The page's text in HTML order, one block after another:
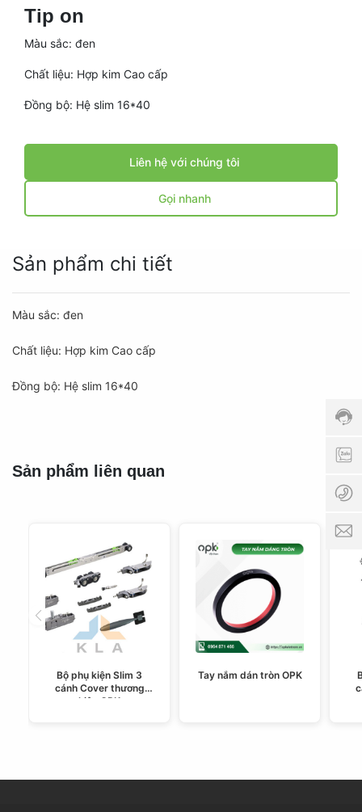
Tip on
Màu sắc: đen
Chất liệu: Hợp kim Cao cấp
Đồng bộ: Hệ slim 16*40
Liên hệ với chúng tôi
Gọi nhanh
Sản phẩm chi tiết
Màu sắc: đen
Chất liệu: Hợp kim Cao cấp
Đồng bộ: Hệ slim 16*40
Sản phẩm liên quan
Bộ phụ kiện Slim 3
cánh Cover thương
hiệu OPK
Tay nắm dán tròn OPK
phục
vụ:
AM -
PM